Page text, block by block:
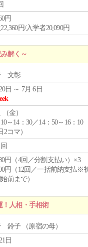
円
円/入学者20,090円
解く～
文彰
日 ～ 7月 6日
（金）
～14：30／14：50～16：10
2コマ）
円（4回／分割支払い）×3
円（12回／一括前納支払※
前まで）
！人相・手相術
鈴子 （原宿の母）
日